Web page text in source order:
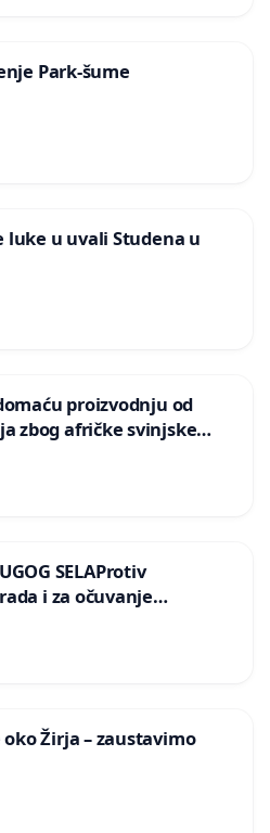
Park-šume
u uvali Studena u
proizvodnju od
zbog afričke svinjske
SELAProtiv
i za očuvanje
i odraslih stabala pri
plana
Žirja – zaustavimo